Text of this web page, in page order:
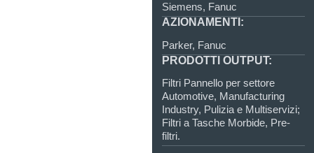
Siemens, Fanuc
AZIONAMENTI:
Parker, Fanuc
PRODOTTI OUTPUT:
Filtri Pannello per settore
Automotive, Manufacturing
Industry, Pulizia e Multiservizi;
Filtri a Tasche Morbide, Pre-
filtri.